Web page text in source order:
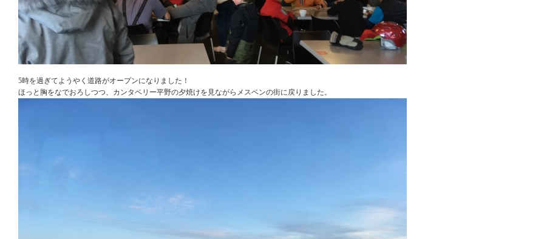
5時を過ぎてようやく道路がオープンになりました！
ほっと胸をなでおろしつつ、カンタベリー平野の夕焼けを見ながらメスベンの街に戻りました。